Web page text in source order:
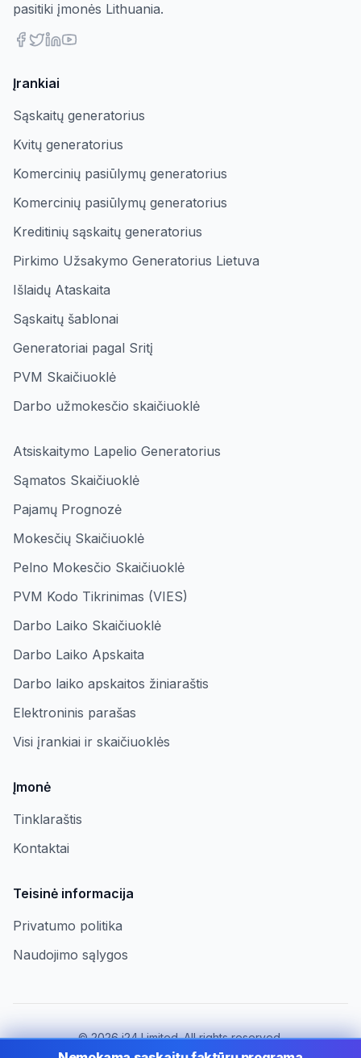
pasitiki įmonės Lithuania.
Įrankiai
Sąskaitų generatorius
Kvitų generatorius
Komercinių pasiūlymų generatorius
Komercinių pasiūlymų generatorius
Kreditinių sąskaitų generatorius
Pirkimo Užsakymo Generatorius Lietuva
Išlaidų Ataskaita
Sąskaitų šablonai
Generatoriai pagal Sritį
PVM Skaičiuoklė
Darbo užmokesčio skaičiuoklė
Atsiskaitymo Lapelio Generatorius
Sąmatos Skaičiuoklė
Pajamų Prognozė
Mokesčių Skaičiuoklė
Pelno Mokesčio Skaičiuoklė
PVM Kodo Tikrinimas (VIES)
Darbo Laiko Skaičiuoklė
Darbo Laiko Apskaita
Darbo laiko apskaitos žiniaraštis
Elektroninis parašas
Visi įrankiai ir skaičiuoklės
Įmonė
Tinklaraštis
Kontaktai
Teisinė informacija
Privatumo politika
Naudojimo sąlygos
©2026i24 Limited. All rights reserved.
Įmonėms Lithuania